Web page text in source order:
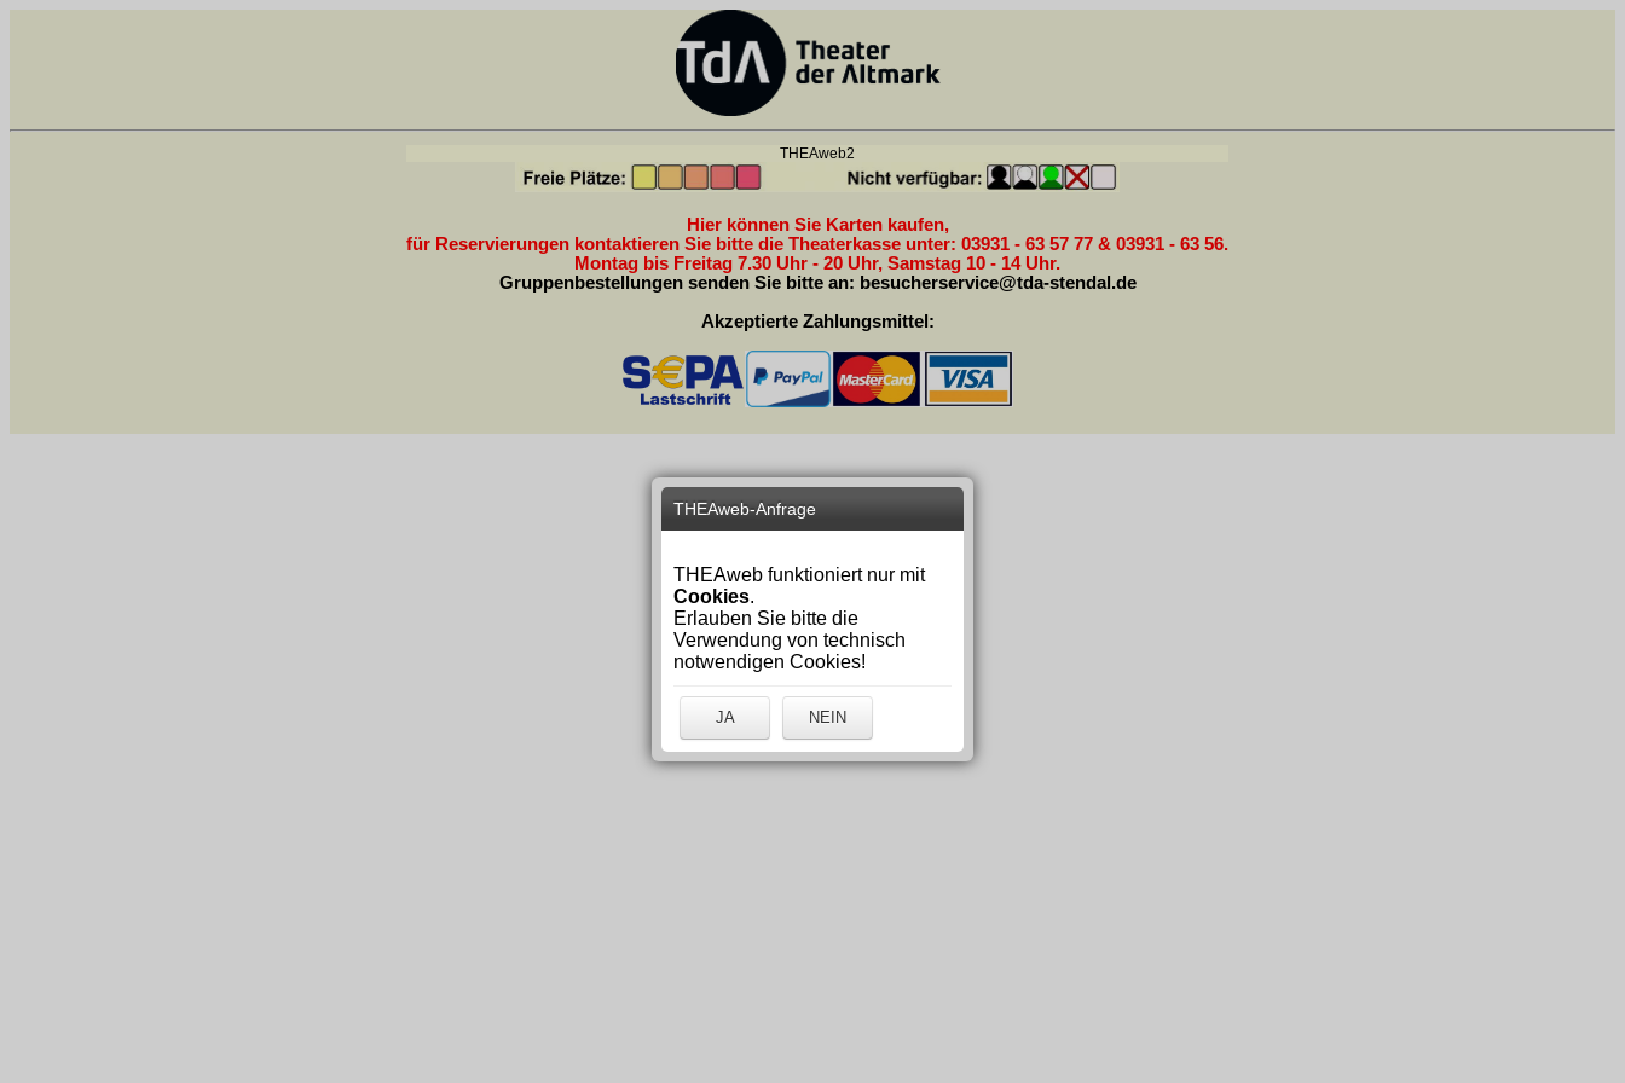
THEAweb2
Hier können Sie Karten kaufen,
für Reservierungen kontaktieren Sie bitte die Theaterkasse unter: 03931 - 63 57 77 & 03931 - 63 56.
Montag bis Freitag 7.30 Uhr - 20 Uhr, Samstag 10 - 14 Uhr.
Gruppenbestellungen senden Sie bitte an: besucherservice@tda-stendal.de
Akzeptierte Zahlungsmittel:
THEAweb-Anfrage
THEAweb funktioniert nur mit
Cookies.
Erlauben Sie bitte die
Verwendung von technisch
notwendigen Cookies!
JA NEIN